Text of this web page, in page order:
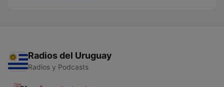
Radios del Uruguay
Radios y Podcasts